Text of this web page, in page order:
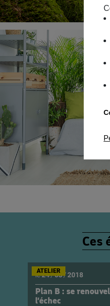
Ces
Plan B : se
l’échec
le24/03/2018
ATELIER